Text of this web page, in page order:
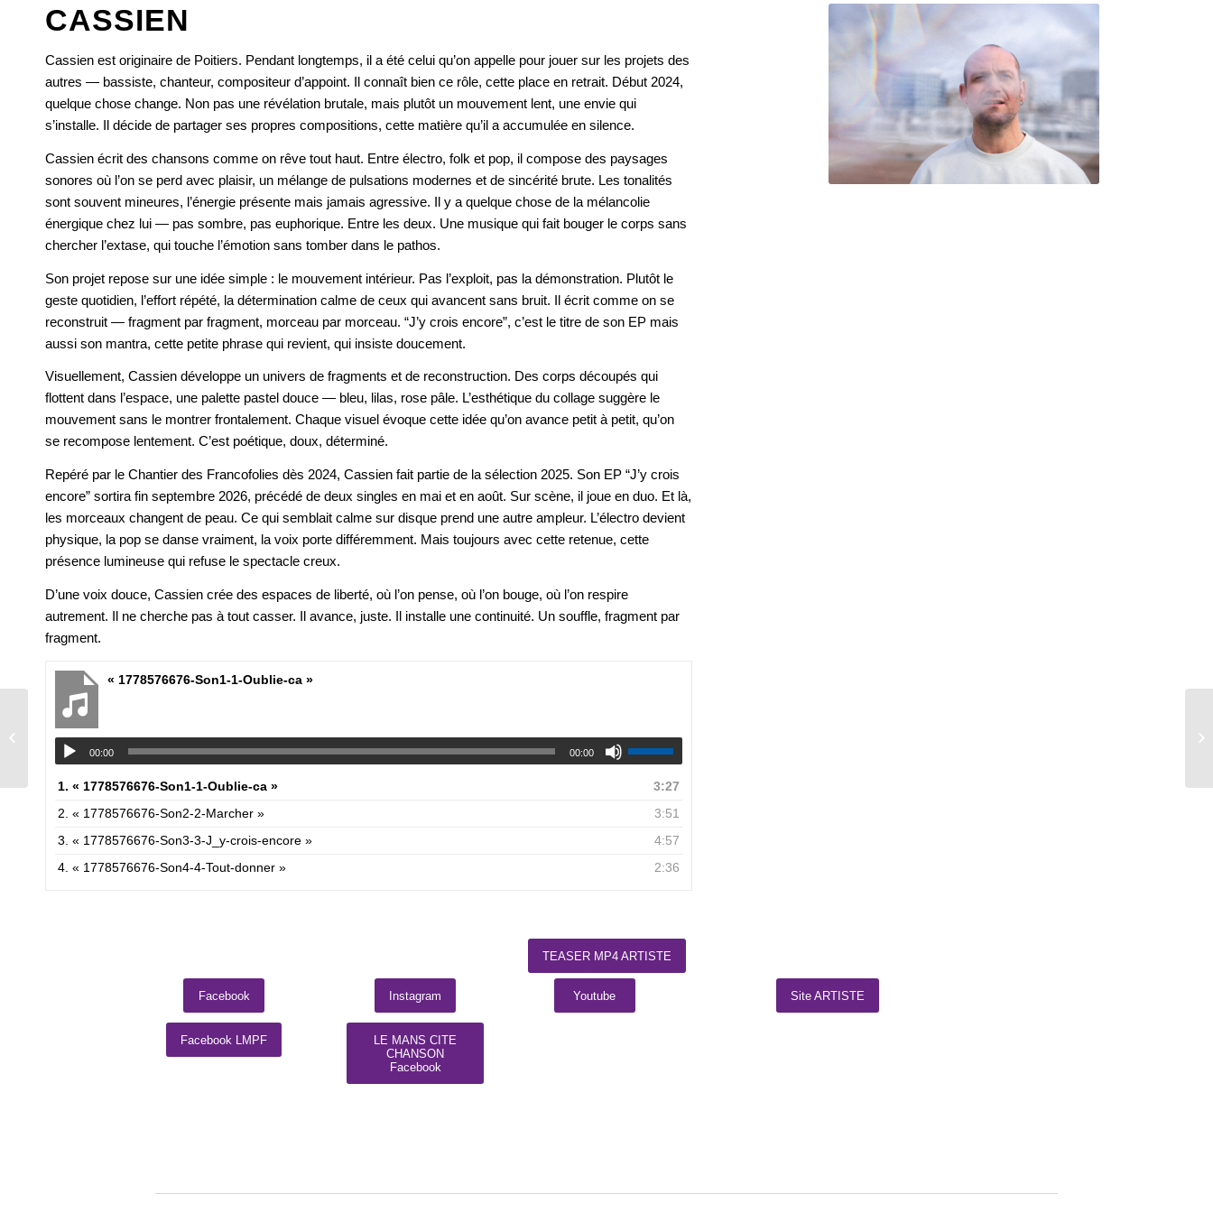
CASSIEN
Cassien est originaire de Poitiers. Pendant longtemps, il a été celui qu’on appelle pour jouer sur les projets des
autres — bassiste, chanteur, compositeur d’appoint. Il connaît bien ce rôle, cette place en retrait. Début 2024,
quelque chose change. Non pas une révélation brutale, mais plutôt un mouvement lent, une envie qui
s’installe. Il décide de partager ses propres compositions, cette matière qu’il a accumulée en silence.
Cassien écrit des chansons comme on rêve tout haut. Entre électro, folk et pop, il compose des paysages
sonores où l’on se perd avec plaisir, un mélange de pulsations modernes et de sincérité brute. Les tonalités
sont souvent mineures, l’énergie présente mais jamais agressive. Il y a quelque chose de la mélancolie
énergique chez lui — pas sombre, pas euphorique. Entre les deux. Une musique qui fait bouger le corps sans
chercher l’extase, qui touche l’émotion sans tomber dans le pathos.
Son projet repose sur une idée simple : le mouvement intérieur. Pas l’exploit, pas la démonstration. Plutôt le
geste quotidien, l’effort répété, la détermination calme de ceux qui avancent sans bruit. Il écrit comme on se
reconstruit — fragment par fragment, morceau par morceau. “J’y crois encore”, c’est le titre de son EP mais
aussi son mantra, cette petite phrase qui revient, qui insiste doucement.
Visuellement, Cassien développe un univers de fragments et de reconstruction. Des corps découpés qui
flottent dans l’espace, une palette pastel douce — bleu, lilas, rose pâle. L’esthétique du collage suggère le
mouvement sans le montrer frontalement. Chaque visuel évoque cette idée qu’on avance petit à petit, qu’on
se recompose lentement. C’est poétique, doux, déterminé.
Repéré par le Chantier des Francofolies dès 2024, Cassien fait partie de la sélection 2025. Son EP “J’y crois
encore” sortira fin septembre 2026, précédé de deux singles en mai et en août. Sur scène, il joue en duo. Et là,
les morceaux changent de peau. Ce qui semblait calme sur disque prend une autre ampleur. L’électro devient
physique, la pop se danse vraiment, la voix porte différemment. Mais toujours avec cette retenue, cette
présence lumineuse qui refuse le spectacle creux.
D’une voix douce, Cassien crée des espaces de liberté, où l’on pense, où l’on bouge, où l’on respire
autrement. Il ne cherche pas à tout casser. Il avance, juste. Il installe une continuité. Un souffle, fragment par
fragment.
« 1778576676-Son1-1-Oublie-ca »
00:00 00:00
1. « 1778576676-Son1-1-Oublie-ca »
3:27
2. « 1778576676-Son2-2-Marcher »
3:51
3. « 1778576676-Son3-3-J_y-crois-encore »
4:57
4. « 1778576676-Son4-4-Tout-donner » 2:36
TEASER MP4 ARTISTE
Facebook Instagram Youtube Site ARTISTE
Facebook LMPF
LE MANS CITE
CHANSON
Facebook
LUCIE VALENTINE